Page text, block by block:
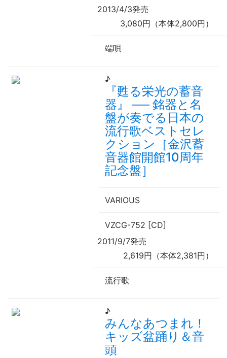
2013/4/3発売
3,080円（本体2,800円）
端唄
♪
『甦る栄光の蓄音
器』──銘器と名
盤が奏でる日本の
流行歌ベストセレ
クション［金沢蓄
音器館開館10周年
記念盤］
VARIOUS
VZCG-752 [CD]
2011/9/7発売
2,619円（本体2,381円）
流行歌
♪
みんなあつまれ！
キッズ盆踊り＆音
頭